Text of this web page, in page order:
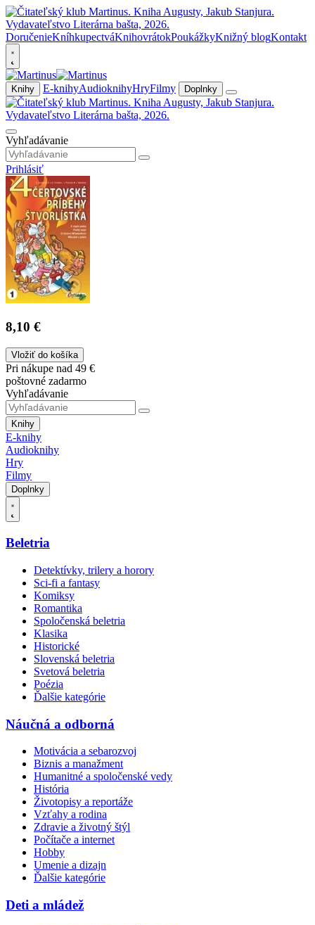
DoručenieKníhkupectváKnihovrátokPoukážkyKnižný blogKontakt
Knihy E-knihyAudioknihyHryFilmy Doplnky
Vyhľadávanie
Prihlásiť
8,10 €
Vložiť do košíka
Pri nákupe nad 49 €
poštovné zadarmo
Vyhľadávanie
Knihy
E-knihy
Audioknihy
Hry
Filmy
Doplnky
Beletria
Detektívky, trilery a horory
Sci-fi a fantasy
Komiksy
Romantika
Spoločenská beletria
Klasika
Historické
Slovenská beletria
Svetová beletria
Poézia
Ďalšie kategórie
Náučná a odborná
Motivácia a sebarozvoj
Biznis a manažment
Humanitné a spoločenské vedy
História
Životopisy a reportáže
Vzťahy a rodina
Zdravie a životný štýl
Počítače a internet
Hobby
Umenie a dizajn
Ďalšie kategórie
Deti a mládež